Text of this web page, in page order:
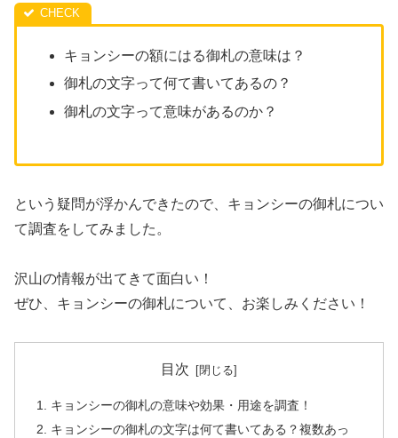
キョンシーの額にはる御札の意味は？
御札の文字って何て書いてあるの？
御札の文字って意味があるのか？
という疑問が浮かんできたので、キョンシーの御札につい
て調査をしてみました。
沢山の情報が出てきて面白い！
ぜひ、キョンシーの御札について、お楽しみください！
目次
キョンシーの御札の意味や効果・用途を調査！
キョンシーの御札の文字は何て書いてある？複数あっ